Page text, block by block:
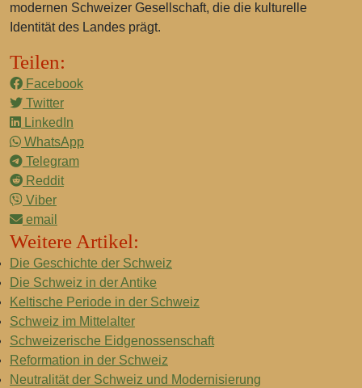
modernen Schweizer Gesellschaft, die die kulturelle
Identität des Landes prägt.
Teilen:
Facebook
Twitter
LinkedIn
WhatsApp
Telegram
Reddit
Viber
email
Weitere Artikel:
Die Geschichte der Schweiz
Die Schweiz in der Antike
Keltische Periode in der Schweiz
Schweiz im Mittelalter
Schweizerische Eidgenossenschaft
Reformation in der Schweiz
Neutralität der Schweiz und Modernisierung